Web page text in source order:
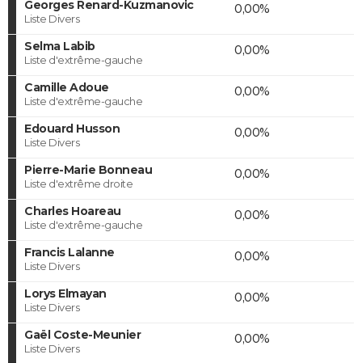
Georges Renard-Kuzmanovic
Liste Divers
0,00%
Selma Labib
Liste d'extrême-gauche
0,00%
Camille Adoue
Liste d'extrême-gauche
0,00%
Edouard Husson
Liste Divers
0,00%
Pierre-Marie Bonneau
Liste d'extrême droite
0,00%
Charles Hoareau
Liste d'extrême-gauche
0,00%
Francis Lalanne
Liste Divers
0,00%
Lorys Elmayan
Liste Divers
0,00%
Gaël Coste-Meunier
Liste Divers
0,00%